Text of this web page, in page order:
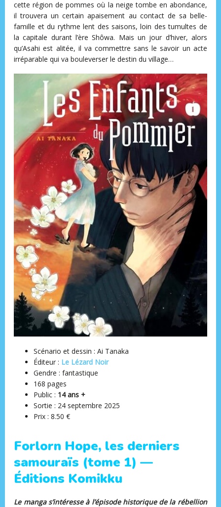
cette région de pommes où la neige tombe en abondance,
il trouvera un certain apaisement au contact de sa belle-
famille et du rythme lent des saisons, loin des tumultes de
la capitale durant l’ère Shôwa. Mais un jour d’hiver, alors
qu’Asahi est alitée, il va commettre sans le savoir un acte
irréparable qui va bouleverser le destin du village…
Scénario et dessin : Ai Tanaka
Éditeur ‏: Le Lézard Noir
Gendre : fantastique
168 pages
Public : 14 ans +
Sortie : 24 septembre 2025
Prix : 8.50 €
Forlorn Hope, les derniers
samouraïs (tome 1) —
Éditions Komikku
Le manga s’intéresse à l’épisode historique de la rébellion